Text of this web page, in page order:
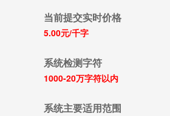
当前提交实时价格
5.00元/千字
系统检测字符
1000-20万字符以内
系统主要适用范围